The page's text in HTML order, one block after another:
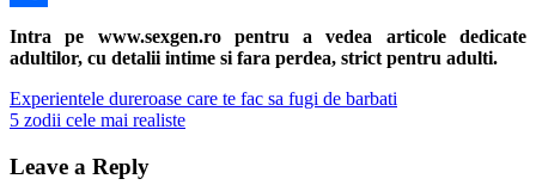
Share
Intra pe www.sexgen.ro pentru a vedea articole dedicate
adultilor, cu detalii intime si fara perdea, strict pentru adulti.
Navigare
în
articole
Previous
Post:
Experientele dureroase care te fac sa fugi de barbati
Next
5 zodii cele mai realiste
Leave a Reply